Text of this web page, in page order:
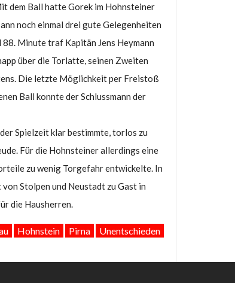
dem Ball hatte Gorek im Hohnsteiner
noch einmal drei gute Gelegenheiten
Minute traf Kapitän Jens Heymann
über die Torlatte, seinen Zweiten
Die letzte Möglichkeit per Freistoß
Ball konnte der Schlussmann der
Spielzeit klar bestimmte, torlos zu
Für die Hohnsteiner allerdings eine
zu wenig Torgefahr entwickelte. In
Stolpen und Neustadt zu Gast in
die Hausherren.
Hohnstein Pirna Unentschieden